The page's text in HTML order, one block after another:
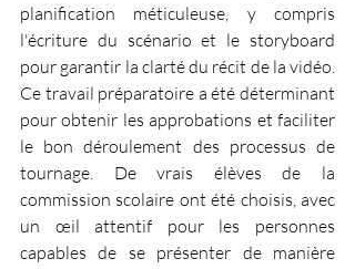
planification méticuleuse, y compris
l'écriture du scénario et le storyboard
pour garantir la clarté du récit de la vidéo.
Ce travail préparatoire a été déterminant
pour obtenir les approbations et faciliter
le bon déroulement des processus de
tournage. De vrais élèves de la
commission scolaire ont été choisis, avec
un œil attentif pour les personnes
capables de se présenter de manière